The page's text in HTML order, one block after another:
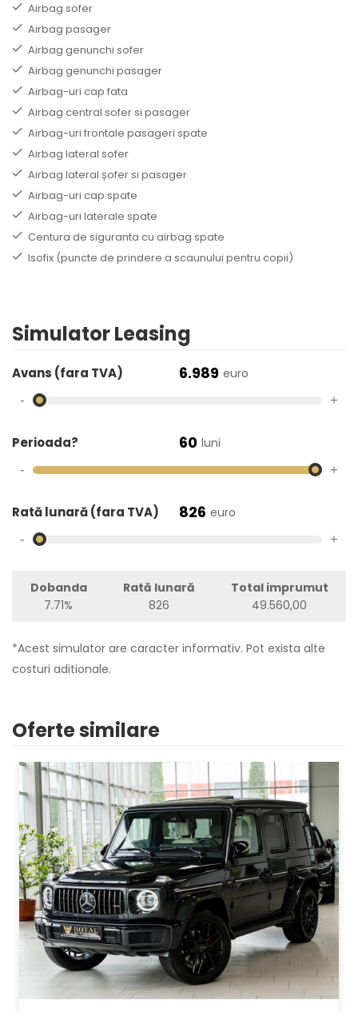
Airbag sofer
Airbag pasager
Airbag genunchi sofer
Airbag genunchi pasager
Airbag-uri cap fata
Airbag central sofer si pasager
Airbag-uri frontale pasageri spate
Airbag lateral sofer
Airbag lateral șofer si pasager
Airbag-uri cap spate
Airbag-uri laterale spate
Centura de siguranta cu airbag spate
Isofix (puncte de prindere a scaunului pentru copii)
Simulator Leasing
Avans (fara TVA) 6.989 euro
- +
Perioada? 60 luni
- +
Rată lunară (fara TVA) 826 euro
- +
Dobanda
7.71%
Rată lunară
826
Total imprumut
49.560,00
*Acest simulator are caracter informativ. Pot exista alte
costuri aditionale.
Oferte similare